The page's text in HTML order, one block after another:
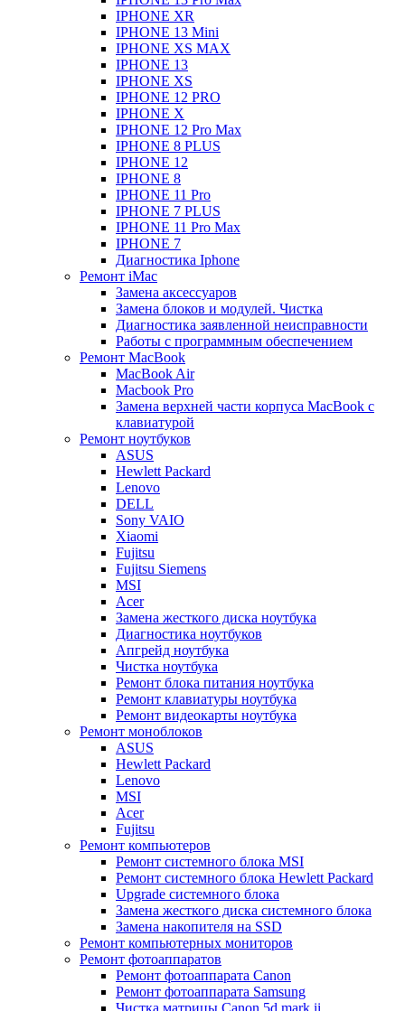
IPHONE XR
IPHONE 13 Mini
IPHONE XS MAX
IPHONE 13
IPHONE XS
IPHONE 12 PRO
IPHONE X
IPHONE 12 Pro Max
IPHONE 8 PLUS
IPHONE 12
IPHONE 8
IPHONE 11 Pro
IPHONE 7 PLUS
IPHONE 11 Pro Max
IPHONE 7
Диагностика Iphone
Ремонт iMac
Замена аксессуаров
Замена блоков и модулей. Чистка
Диагностика заявленной неисправности
Работы с программным обеспечением
Ремонт MacBook
MacBook Air
Macbook Pro
Замена верхней части корпуса MacBook с
клавиатурой
Ремонт ноутбуков
ASUS
Hewlett Packard
Lenovo
DELL
Sony VAIO
Xiaomi
Fujitsu
Fujitsu Siemens
MSI
Acer
Замена жесткого диска ноутбука
Диагностика ноутбуков
Апгрейд ноутбука
Чистка ноутбука
Ремонт блока питания ноутбука
Ремонт клавиатуры ноутбука
Ремонт видеокарты ноутбука
Ремонт моноблоков
ASUS
Hewlett Packard
Lenovo
MSI
Acer
Fujitsu
Ремонт компьютеров
Ремонт системного блока MSI
Ремонт системного блока Hewlett Packard
Upgrade системного блока
Замена жесткого диска системного блока
Замена накопителя на SSD
Ремонт компьютерных мониторов
Ремонт фотоаппаратов
Ремонт фотоаппарата Canon
Ремонт фотоаппарата Samsung
Чистка матрицы Canon 5d mark ii